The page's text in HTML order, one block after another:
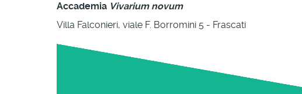
Accademia Vivarium novum
Villa Falconieri, viale F. Borromini 5 - Frascati